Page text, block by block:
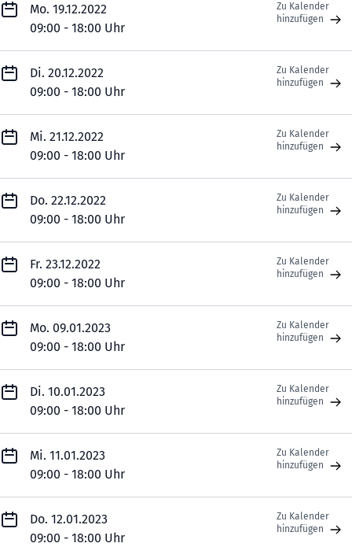
Mo. 19.12.2022
09:00 - 18:00 Uhr
Zu Kalender
hinzufügen
Di. 20.12.2022
09:00 - 18:00 Uhr
Zu Kalender
hinzufügen
Mi. 21.12.2022
09:00 - 18:00 Uhr
Zu Kalender
hinzufügen
Do. 22.12.2022
09:00 - 18:00 Uhr
Zu Kalender
hinzufügen
Fr. 23.12.2022
09:00 - 18:00 Uhr
Zu Kalender
hinzufügen
Mo. 09.01.2023
09:00 - 18:00 Uhr
Zu Kalender
hinzufügen
Di. 10.01.2023
09:00 - 18:00 Uhr
Zu Kalender
hinzufügen
Mi. 11.01.2023
09:00 - 18:00 Uhr
Zu Kalender
hinzufügen
Do. 12.01.2023
09:00 - 18:00 Uhr
Zu Kalender
hinzufügen